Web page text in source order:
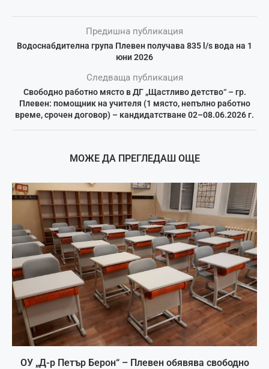
Предишна публикация
Водоснабдителна група Плевен получава 835 l/s вода на 1
юни 2026
Следваща публикация
Свободно работно място в ДГ „Щастливо детство“ – гр.
Плевен: помощник на учителя (1 място, непълно работно
време, срочен договор) – кандидатстване 02–08.06.2026 г.
МОЖЕ ДА ПРЕГЛЕДАШ ОЩЕ
ОУ „Д-р Петър Берон“ – Плевен обявява свободно